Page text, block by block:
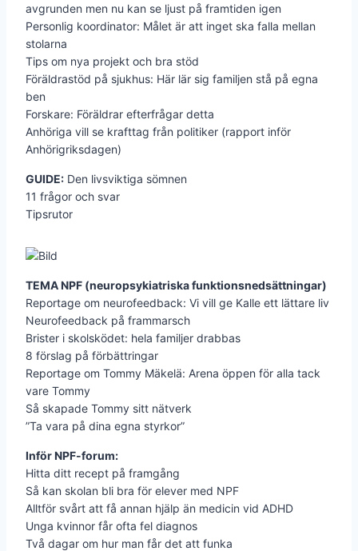
avgrunden men nu kan se ljust på framtiden igen
Personlig koordinator: Målet är att inget ska falla mellan
stolarna
Tips om nya projekt och bra stöd
Föräldrastöd på sjukhus: Här lär sig familjen stå på egna
ben
Forskare: Föräldrar efterfrågar detta
Anhöriga vill se krafttag från politiker (rapport inför
Anhörigriksdagen)
GUIDE: Den livsviktiga sömnen
11 frågor och svar
Tipsrutor
TEMA NPF (neuropsykiatriska funktionsnedsättningar)
Reportage om neurofeedback: Vi vill ge Kalle ett lättare liv
Neurofeedback på frammarsch
Brister i skolsködet: hela familjer drabbas
8 förslag på förbättringar
Reportage om Tommy Mäkelä: Arena öppen för alla tack
vare Tommy
Så skapade Tommy sitt nätverk
”Ta vara på dina egna styrkor”
Inför NPF-forum:
Hitta ditt recept på framgång
Så kan skolan bli bra för elever med NPF
Alltför svårt att få annan hjälp än medicin vid ADHD
Unga kvinnor får ofta fel diagnos
Två dagar om hur man får det att funka